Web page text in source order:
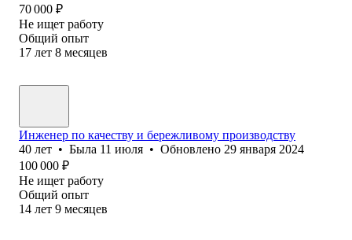
70 000 ₽
Не ищет работу
Общий опыт
17 лет 8 месяцев
Инженер по качеству и бережливому производству
40 лет • Была 11 июля • Обновлено 29 января 2024
100 000 ₽
Не ищет работу
Общий опыт
14 лет 9 месяцев